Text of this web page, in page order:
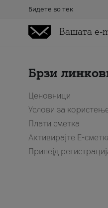
Бидете во тек
Брзи
Ценовници
Услови за
Плати сметка
Активирајте Е-
Припејд